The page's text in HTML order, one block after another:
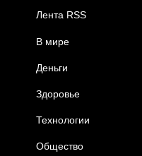
Лента RSS
В мире
Деньги
Здоровье
Технологии
Общество